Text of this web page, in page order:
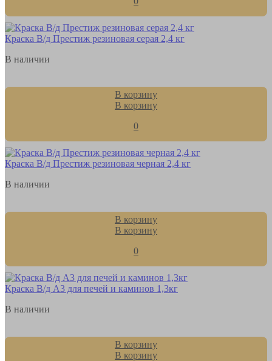
Краска В/д Престиж резиновая серая 2,4 кг
В наличии
В корзину
В корзину
0
Краска В/д Престиж резиновая черная 2,4 кг
В наличии
В корзину
В корзину
0
Краска В/д А3 для печей и каминов 1,3кг
В наличии
В корзину
В корзину